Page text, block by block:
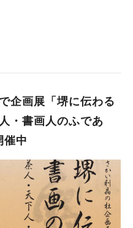
ラ苗・花苗他特設販売会が
日)～5/31
イブ」 日時：5/17(日)12:00
うか？ 「クイズラリー」 初
ー。 思い出作りや力試しに
すが、まだまだイベントは続
て施設提供
企画展「堺に伝わる
・書画人のふであ
催中